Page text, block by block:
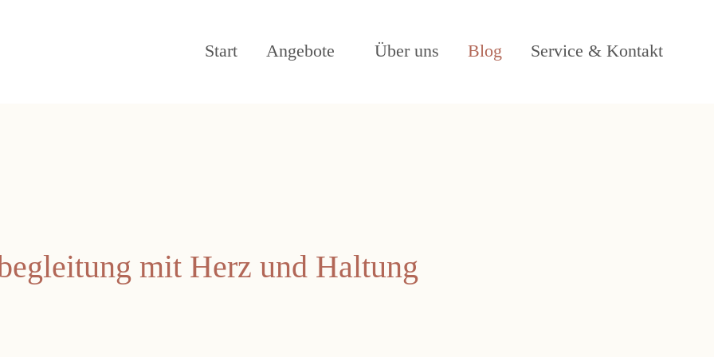
Navigation überspringen
Start Angebote Über uns Blog Service & Kontakt
mit Herz und Haltung